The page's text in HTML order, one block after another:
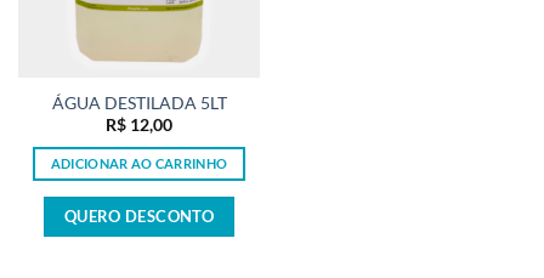
ÁGUA DESTILADA 5LT
R$ 12,00
ADICIONAR AO CARRINHO
QUERO DESCONTO